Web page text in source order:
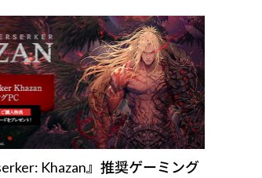
Khazan』推奨ゲーミング